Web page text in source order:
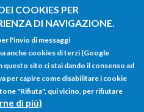
COOKIES PER
DI NAVIGAZIONE.
l'invio di messaggi
anche cookies di terzi (Google
sito ci stai dando il consenso ad
per capire come disabilitare i cookie
"Rifiuta", qui vicino, per rifiutare
di più)